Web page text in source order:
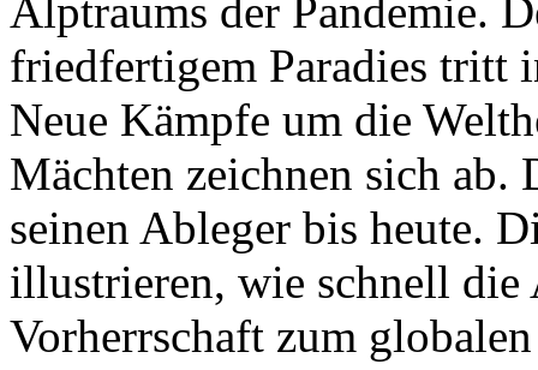
Alptraums der Pandemie.
friedfertigem Paradies tritt
Neue Kämpfe um die
Mächten zeichnen sich
seinen Ableger bis heute.
illustrieren, wie schnell die
Vorherrschaft zum